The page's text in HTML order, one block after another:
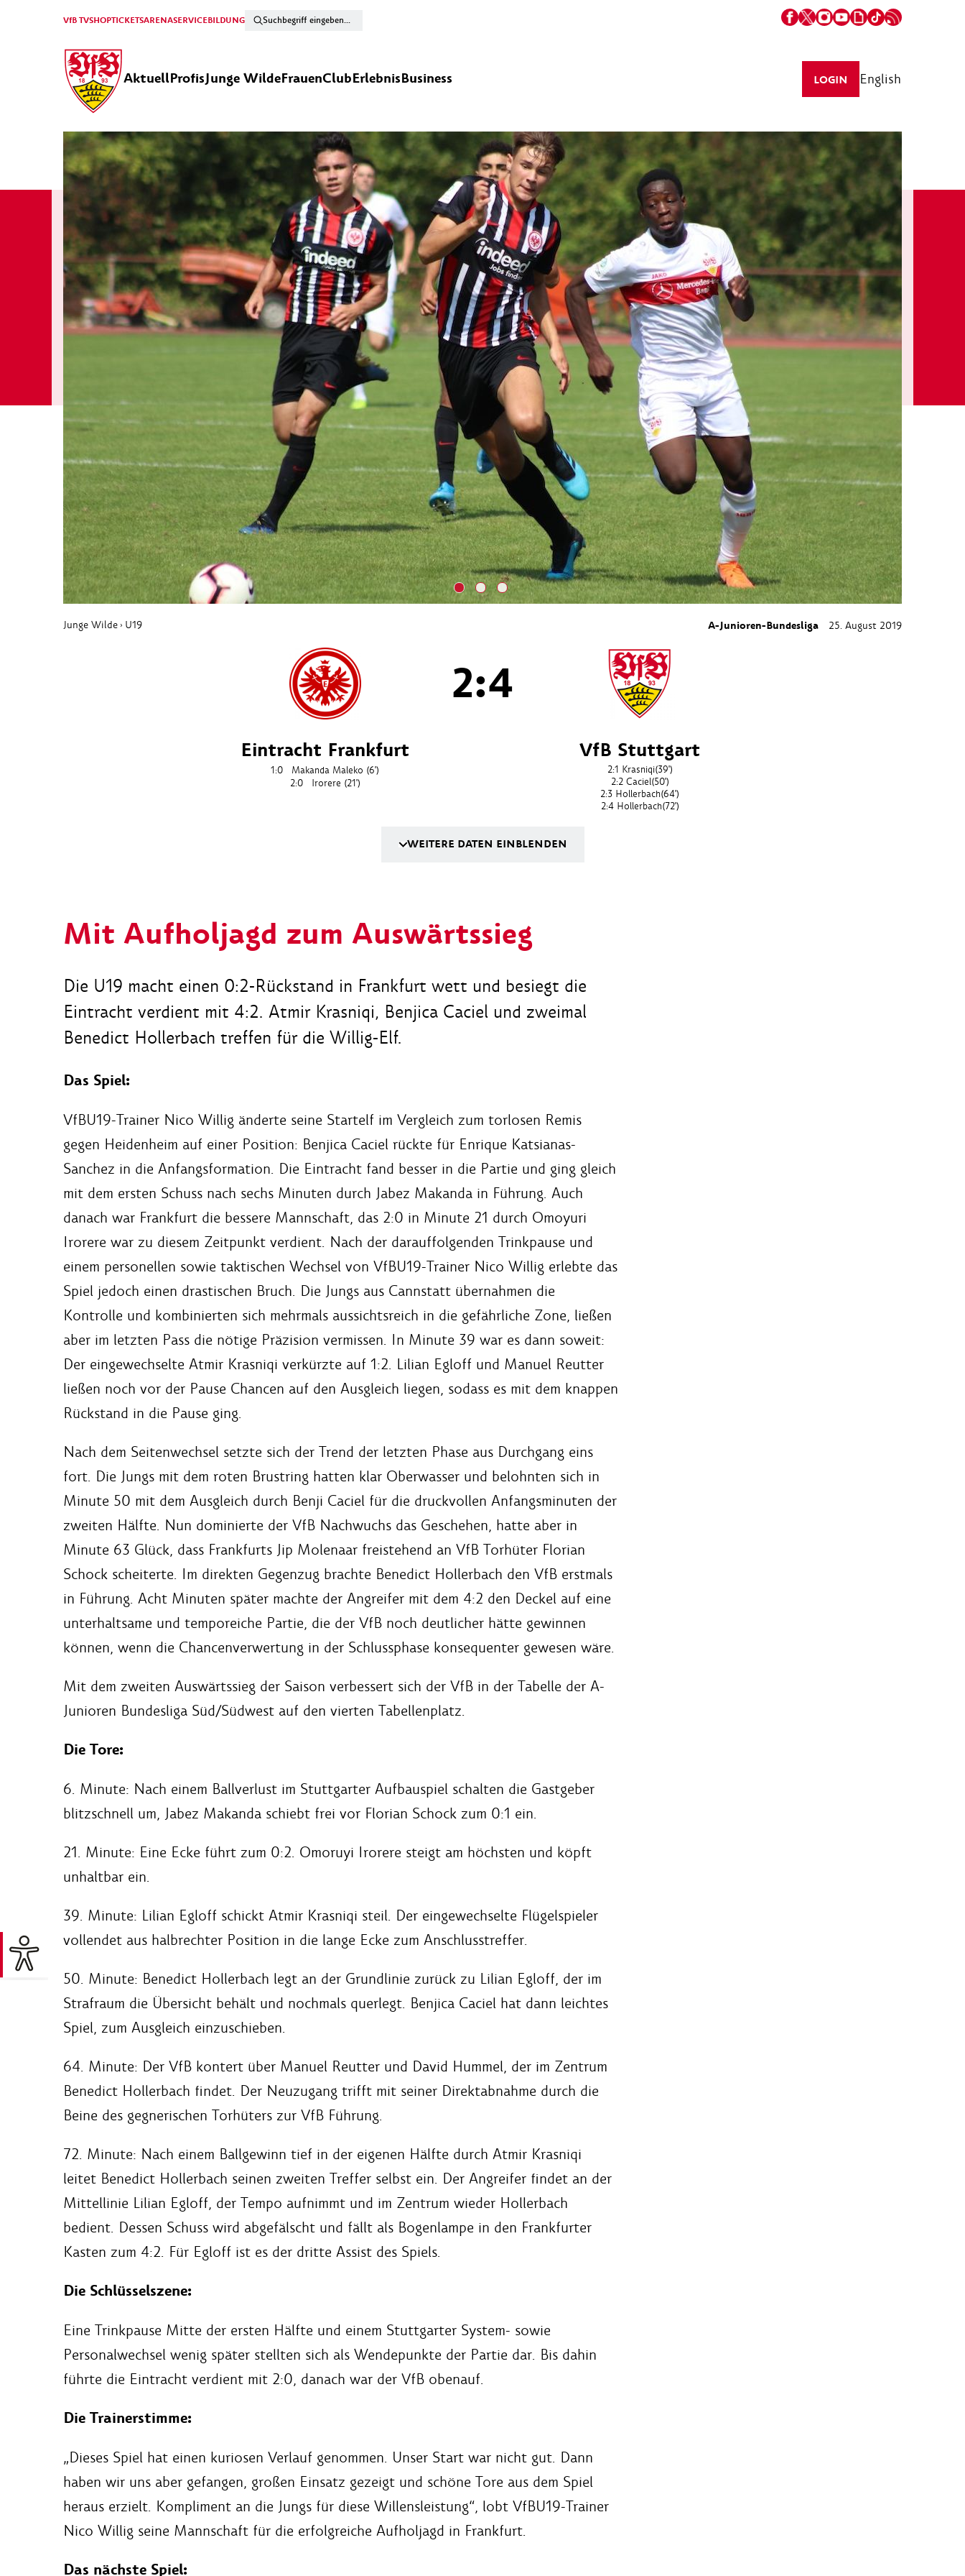
VfB TVSHOPTICKETSARENASERVICEBILDUNG
AktuellProfisJunge WildeFrauenClubErlebnisBusiness LOGIN English
Junge Wilde › U19 A-Junioren-Bundesliga 25. August 2019
Eintracht Frankfurt
1:0 Makanda Maleko (6')
2:0
Irorere (21')
2:4
VfB Stuttgart
2:1 Krasniqi(39')
2:2 Caciel(50')
2:3 Hollerbach(64')
2:4 Hollerbach(72')
WEITERE DATEN EINBLENDEN
Mit Aufholjagd zum Auswärtssieg
Die U19 macht einen 0:2-Rückstand in Frankfurt wett und besiegt die
Eintracht verdient mit 4:2. Atmir Krasniqi, Benjica Caciel und zweimal
Benedict Hollerbach treffen für die Willig-Elf.
Das Spiel:
VfBU19-Trainer Nico Willig änderte seine Startelf im Vergleich zum torlosen Remis
gegen Heidenheim auf einer Position: Benjica Caciel rückte für Enrique Katsianas-
Sanchez in die Anfangsformation. Die Eintracht fand besser in die Partie und ging gleich
mit dem ersten Schuss nach sechs Minuten durch Jabez Makanda in Führung. Auch
danach war Frankfurt die bessere Mannschaft, das 2:0 in Minute 21 durch Omoyuri
Irorere war zu diesem Zeitpunkt verdient. Nach der darauffolgenden Trinkpause und
einem personellen sowie taktischen Wechsel von VfBU19-Trainer Nico Willig erlebte das
Spiel jedoch einen drastischen Bruch. Die Jungs aus Cannstatt übernahmen die
Kontrolle und kombinierten sich mehrmals aussichtsreich in die gefährliche Zone, ließen
aber im letzten Pass die nötige Präzision vermissen. In Minute 39 war es dann soweit:
Der eingewechselte Atmir Krasniqi verkürzte auf 1:2. Lilian Egloff und Manuel Reutter
ließen noch vor der Pause Chancen auf den Ausgleich liegen, sodass es mit dem knappen
Rückstand in die Pause ging.
Nach dem Seitenwechsel setzte sich der Trend der letzten Phase aus Durchgang eins
fort. Die Jungs mit dem roten Brustring hatten klar Oberwasser und belohnten sich in
Minute 50 mit dem Ausgleich durch Benji Caciel für die druckvollen Anfangsminuten der
zweiten Hälfte. Nun dominierte der VfB Nachwuchs das Geschehen, hatte aber in
Minute 63 Glück, dass Frankfurts Jip Molenaar freistehend an VfB Torhüter Florian
Schock scheiterte. Im direkten Gegenzug brachte Benedict Hollerbach den VfB erstmals
in Führung. Acht Minuten später machte der Angreifer mit dem 4:2 den Deckel auf eine
unterhaltsame und temporeiche Partie, die der VfB noch deutlicher hätte gewinnen
können, wenn die Chancenverwertung in der Schlussphase konsequenter gewesen wäre.
Mit dem zweiten Auswärtssieg der Saison verbessert sich der VfB in der Tabelle der A-
Junioren Bundesliga Süd/Südwest auf den vierten Tabellenplatz.
Die Tore:
6. Minute: Nach einem Ballverlust im Stuttgarter Aufbauspiel schalten die Gastgeber
blitzschnell um, Jabez Makanda schiebt frei vor Florian Schock zum 0:1 ein.
21. Minute: Eine Ecke führt zum 0:2. Omoruyi Irorere steigt am höchsten und köpft
unhaltbar ein.
39. Minute: Lilian Egloff schickt Atmir Krasniqi steil. Der eingewechselte Flügelspieler
vollendet aus halbrechter Position in die lange Ecke zum Anschlusstreffer.
50. Minute: Benedict Hollerbach legt an der Grundlinie zurück zu Lilian Egloff, der im
Strafraum die Übersicht behält und nochmals querlegt. Benjica Caciel hat dann leichtes
Spiel, zum Ausgleich einzuschieben.
64. Minute: Der VfB kontert über Manuel Reutter und David Hummel, der im Zentrum
Benedict Hollerbach findet. Der Neuzugang trifft mit seiner Direktabnahme durch die
Beine des gegnerischen Torhüters zur VfB Führung.
72. Minute: Nach einem Ballgewinn tief in der eigenen Hälfte durch Atmir Krasniqi
leitet Benedict Hollerbach seinen zweiten Treffer selbst ein. Der Angreifer findet an der
Mittellinie Lilian Egloff, der Tempo aufnimmt und im Zentrum wieder Hollerbach
bedient. Dessen Schuss wird abgefälscht und fällt als Bogenlampe in den Frankfurter
Kasten zum 4:2. Für Egloff ist es der dritte Assist des Spiels.
Die Schlüsselszene:
Eine Trinkpause Mitte der ersten Hälfte und einem Stuttgarter System- sowie
Personalwechsel wenig später stellten sich als Wendepunkte der Partie dar. Bis dahin
führte die Eintracht verdient mit 2:0, danach war der VfB obenauf.
Die Trainerstimme:
„Dieses Spiel hat einen kuriosen Verlauf genommen. Unser Start war nicht gut. Dann
haben wir uns aber gefangen, großen Einsatz gezeigt und schöne Tore aus dem Spiel
heraus erzielt. Kompliment an die Jungs für diese Willensleistung“, lobt VfBU19-Trainer
Nico Willig seine Mannschaft für die erfolgreiche Aufholjagd in Frankfurt.
Das nächste Spiel: